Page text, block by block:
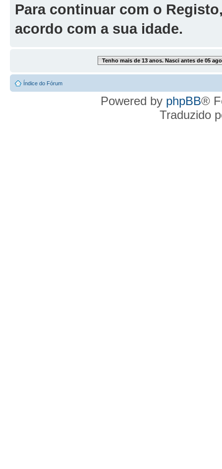
Para continuar com o
acordo com a sua idade.
Tenho mais de 13 anos. Nasci antes de 05 ago
Índice do Fórum
Powered by phpBB®
Traduzido